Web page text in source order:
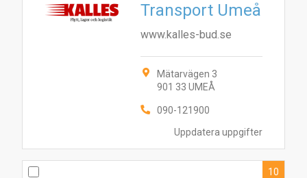
Uppdatera uppgifter
Transport Umeå
www.kalles-bud.se
Mätarvägen 3
901 33 UMEÅ
090-121900
10